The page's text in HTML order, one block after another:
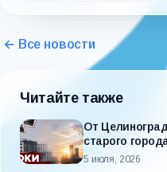
← Все новости
Читайте также
От
старого
5 июля, 2026